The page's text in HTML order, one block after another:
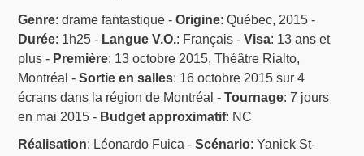
Genre: drame fantastique -Origine: Québec, 2015 -
Durée: 1h25 - Langue V.O.: Français -Visa: 13 ans et
plus - Première: 13 octobre 2015, Théâtre Rialto,
Montréal -Sortie en salles: 16 octobre 2015 sur 4
écrans dans la région de Montréal -Tournage: 7 jours
en mai 2015 - Budget approximatif: NC
Réalisation: Léonardo Fuica -Scénario: Yanick St-